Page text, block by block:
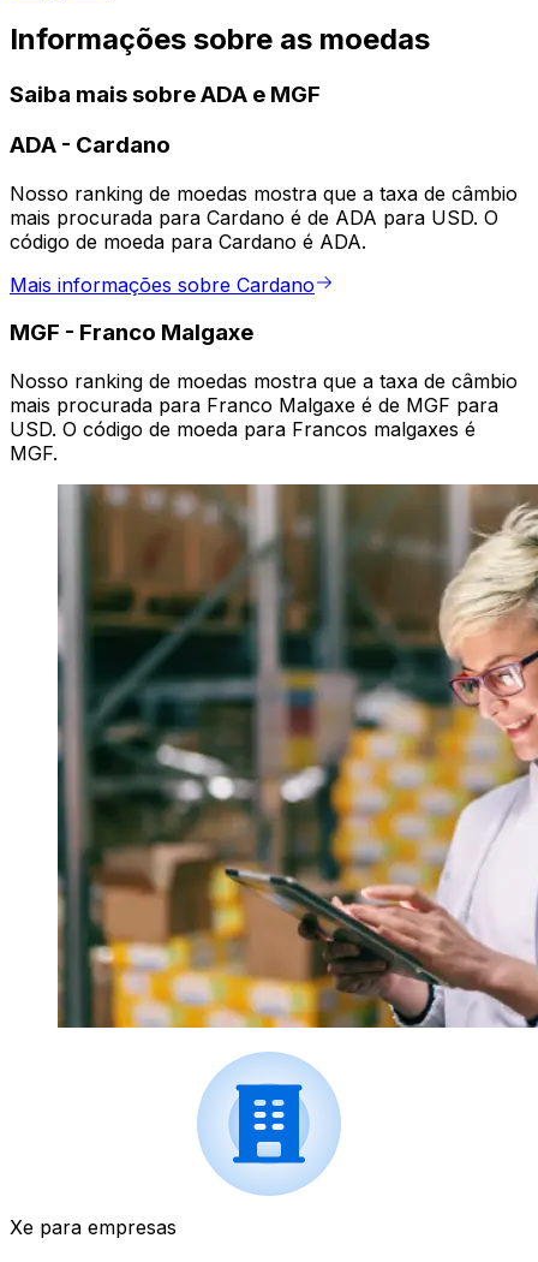
Informações sobre as moedas
Saiba mais sobre ADA e MGF
ADA - Cardano
Nosso ranking de moedas mostra que a taxa de câmbio
mais procurada para Cardano é de ADA para USD. O
código de moeda para Cardano é ADA.
Mais informações sobre Cardano
MGF - Franco Malgaxe
Nosso ranking de moedas mostra que a taxa de câmbio
mais procurada para Franco Malgaxe é de MGF para
USD. O código de moeda para Francos malgaxes é
MGF.
Xe para empresas